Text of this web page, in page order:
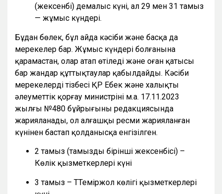
(жексенбі) демалыс күні, ал 29 мен 31 тамыз
— жұмыс күндері.
Бұдан бөлек, бұл айда кәсіби және басқа да
мерекелер бар. Жұмыс күндері болғанына
қарамастан, олар атап өтіледі және оған қатысы
бар жандар құттықтаулар қабылдайды. Кәсіби
мерекелердің тізбесі ҚР Еңбек және халықты
әлеуметтік қорғау министрінің м.а. 17.11.2023
жылғы №480 бұйрығының редакциясында
жарияланады, ол алғашқы ресми жарияланған
күнінен бастап қолданысқа енгізілген.
2 тамыз (тамыздың бірінші жексенбісі) –
Көлік қызметкерлері күні
3 тамыз – ТТеміржол көлігі қызметкерлері